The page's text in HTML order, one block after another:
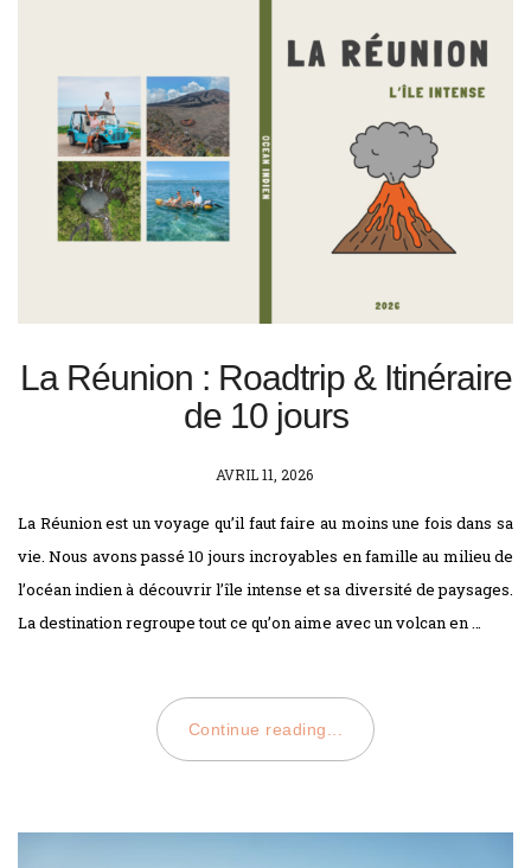
La Réunion : Roadtrip & Itinéraire
de 10 jours
POSTED
AVRIL 11, 2026
La Réunion est un voyage qu’il faut faire au moins une fois dans sa
vie. Nous avons passé 10 jours incroyables en famille au milieu de
l’océan indien à découvrir l’île intense et sa diversité de paysages.
La destination regroupe tout ce qu’on aime avec un volcan en …
Continue reading...